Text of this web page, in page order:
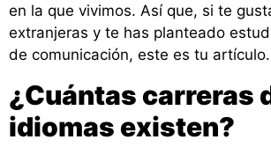
en la que vivimos. Así que, si te
extranjeras y te has planteado
de comunicación, este es tu artículo.
¿Cuántas carreras
idiomas existen?